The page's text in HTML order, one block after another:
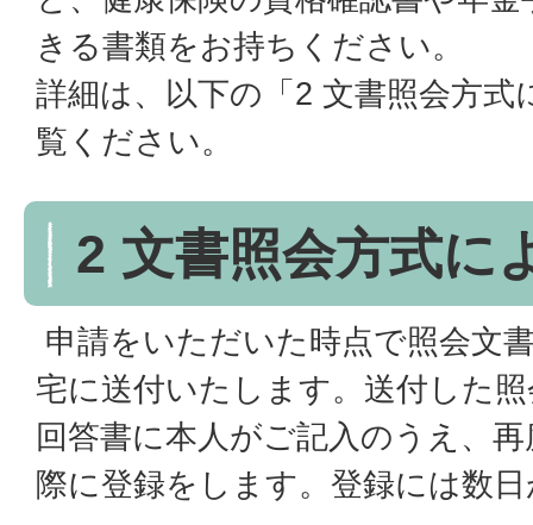
きる書類をお持ちください。
詳細は、以下の「2 文書照会方
覧ください。
2 文書照会方式に
申請をいただいた時点で照会文
宅に送付いたします。送付した
回答書に本人がご記入のうえ、
際に登録をします。登録には数